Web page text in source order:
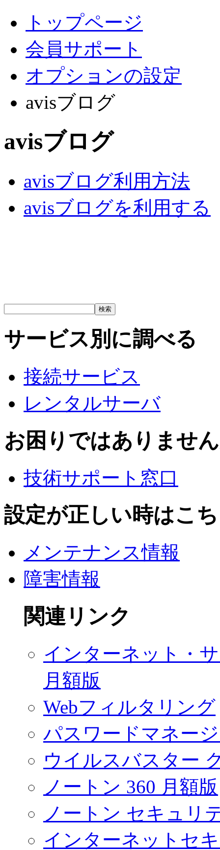
トップページ
会員サポート
オプションの設定
avisブログ
avisブログ
avisブログ利用方法
avisブログを利用する
サービス別に調べる
接続サービス
レンタルサーバ
お困りではありませ
技術サポート窓口
設定が正しい時はこ
メンテナンス情報
障害情報
関連リンク
インターネット・
月額版
Webフィルタリング
パスワードマネー
ウイルスバスター
ノートン 360 月額版
ノートン セキュリ
インターネットセ